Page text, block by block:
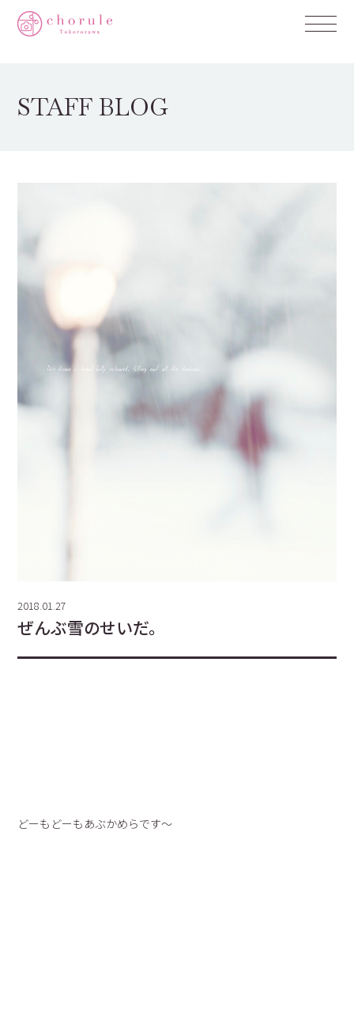
STAFF BLOG
2018.01.27
ぜんぶ雪のせいだ。
どーもどーもあぶかめらです〜